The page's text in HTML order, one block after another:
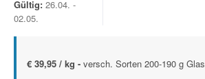
Gültig: 26.04. -
02.05.
€ 39,95 / kg - versch. Sorten 200-190 g Glas